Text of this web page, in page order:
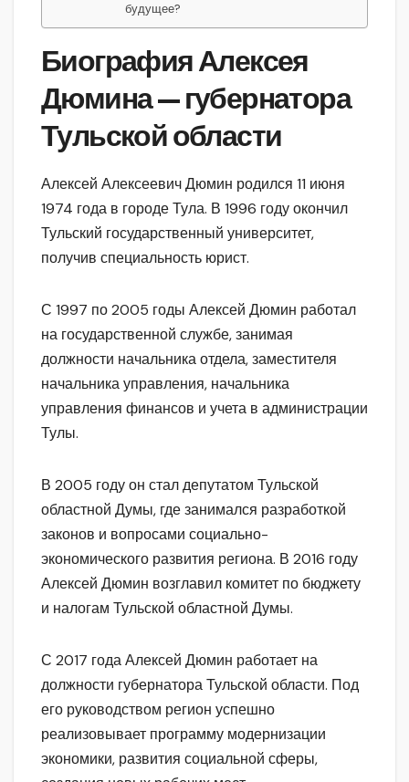
будущее?
Биография Алексея
Дюмина — губернатора
Тульской области
Алексей Алексеевич Дюмин родился 11 июня
1974 года в городе Тула. В 1996 году окончил
Тульский государственный университет,
получив специальность юрист.
С 1997 по 2005 годы Алексей Дюмин работал
на государственной службе, занимая
должности начальника отдела, заместителя
начальника управления, начальника
управления финансов и учета в администрации
Тулы.
В 2005 году он стал депутатом Тульской
областной Думы, где занимался разработкой
законов и вопросами социально-
экономического развития региона. В 2016 году
Алексей Дюмин возглавил комитет по бюджету
и налогам Тульской областной Думы.
С 2017 года Алексей Дюмин работает на
должности губернатора Тульской области. Под
его руководством регион успешно
реализовывает программу модернизации
экономики, развития социальной сферы,